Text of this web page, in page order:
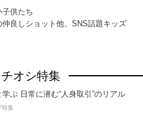
子供たち
良しショット他、SNS話題キッズ
オシ特集
ぶ 日常に潜む“人身取引”のリアル
特集